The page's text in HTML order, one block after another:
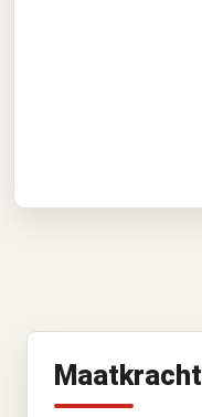
Maatkracht